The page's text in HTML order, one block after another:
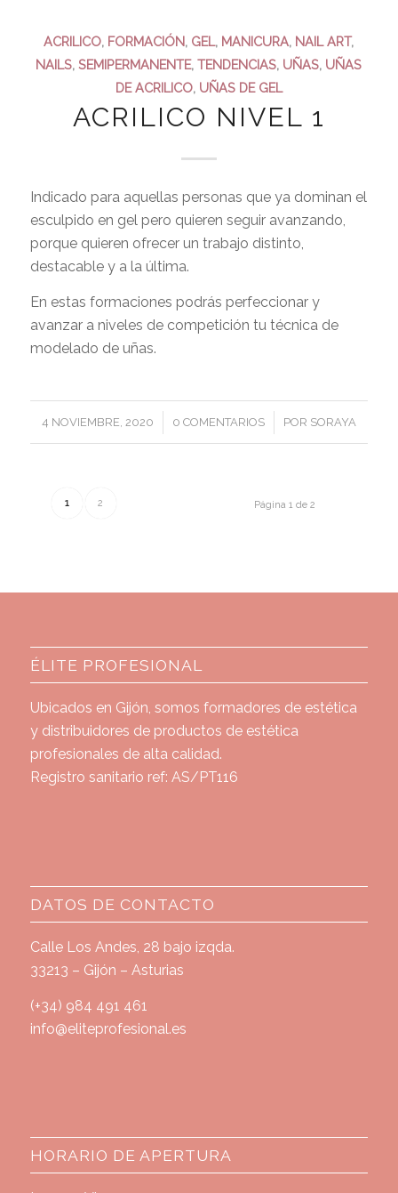
ACRILICO, FORMACIÓN, GEL, MANICURA, NAIL ART,
NAILS,SEMIPERMANENTE,TENDENCIAS, UÑAS, UÑAS
DE ACRILICO, UÑAS DE GEL
ACRILICO NIVEL 1
Indicado para aquellas personas que ya dominan el
esculpido en gel pero quieren seguir avanzando,
porque quieren ofrecer un trabajo distinto,
destacable y a la última.
En estas formaciones podrás perfeccionar y
avanzar a niveles de competición tu técnica de
modelado de uñas.
4 NOVIEMBRE, 2020
/ 0 COMENTARIOS
/ POR SORAYA
Página 1 de 2
1 2
ÉLITE PROFESIONAL
Ubicados en Gijón, somos formadores de estética
y distribuidores de productos de estética
profesionales de alta calidad.
Registro sanitario ref: AS/PT116
DATOS DE CONTACTO
Calle Los Andes, 28 bajo izqda.
33213 – Gijón – Asturias
(+34) 984 491 461
info@eliteprofesional.es
HORARIO DE APERTURA